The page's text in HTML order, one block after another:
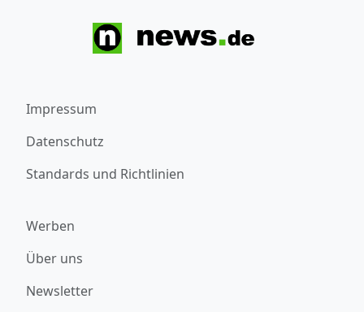
Impressum
Datenschutz
Standards und Richtlinien
Werben
Über uns
Newsletter